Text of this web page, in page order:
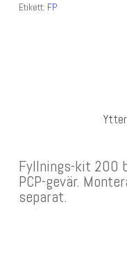
Etikett: FP
Fyllnings-kit 200
PCP-gevär.
separat.